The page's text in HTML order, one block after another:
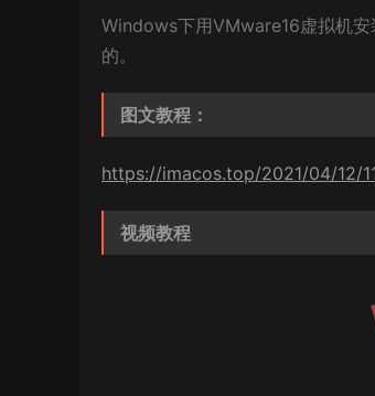
Windows下用VMware16虚拟机
的。
图文教程：
https://imacos.top/2021/04/12/
视频教程